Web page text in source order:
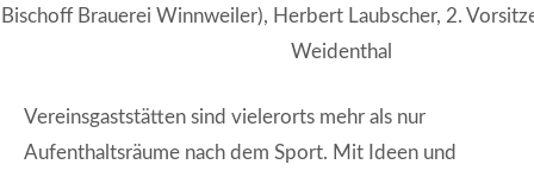
Bischoff Brauerei Winnweiler), Herbert Laubscher, 2.
Weidenthal
Vereinsgaststätten sind vielerorts mehr als nur
Aufenthaltsräume nach dem Sport. Mit Ideen und